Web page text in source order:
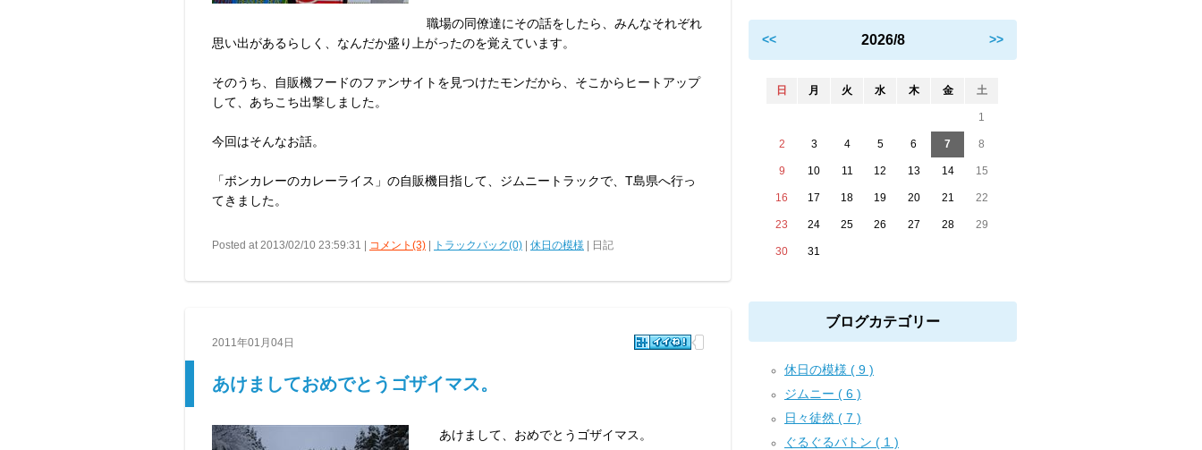
職場の同僚達にその話をしたら、みんなそれぞれ
思い出があるらしく、なんだか盛り上がったのを覚えています。
そのうち、自販機フードのファンサイトを見つけたモンだから、そこからヒートアップ
して、あちこち出撃しました。
今回はそんなお話。
「ボンカレーのカレーライス」の自販機目指して、ジムニートラックで、T島県へ行っ
てきました。
Posted at 2013/02/10 23:59:31 | コメント(3) トラックバック(0) 休日の模様 | 日記
2011年01月04日
あけましておめでとうゴザイマス。
あけまして、おめでとうゴザイマス。
<< 2026/8 >>
日 月 火 水 木 金 土
1
2 3 4 5 6 7 8
9 10 11 12 13 14 15
16 17 18 19 20 21 22
23 24 25 26 27 28 29
30 31
ブログカテゴリー
休日の模様 ( 9 )
ジムニー ( 6 )
日々徒然 ( 7 )
ぐるぐるバトン ( 1 )